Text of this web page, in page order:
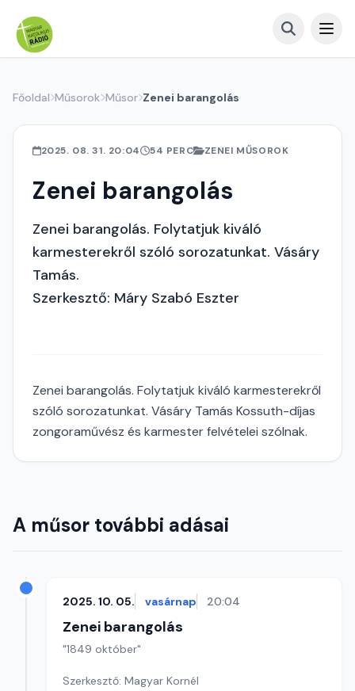
Főoldal Műsorok Műsor Zenei barangolás
2025. 08. 31. 20:04 54 PERC ZENEI MŰSOROK
Zenei barangolás
Zenei barangolás. Folytatjuk kiváló
karmesterekről szóló sorozatunkat. Vásáry
Tamás.
Szerkesztő: Máry Szabó Eszter
Zenei barangolás. Folytatjuk kiváló karmesterekről
szóló sorozatunkat. Vásáry Tamás Kossuth-díjas
zongoraművész és karmester felvételei szólnak.
A műsor további adásai
2025. 10. 05. vasárnap 20:04
Zenei barangolás
"1849 október"
Szerkesztő: Magyar Kornél